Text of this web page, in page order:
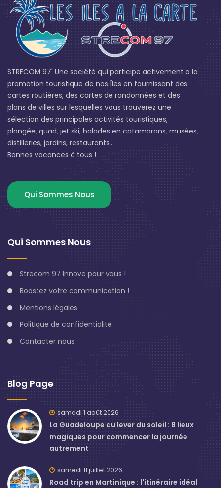
STRECOM 97' Une société qui participe activement a la
promotion touristique de nos Îles en fournissant des
cartes routières, des cartes de randonnées et des
plans de villes sur lesquelles vous trouverez une
sélection des principales activités touristiques,
plongée, quad, jet ski, balades en catamarans, musées,
distilleries, jardins, restaurants...
Bonnes vacances à tous !
Qui Sommes Nous
Qui Sommes Nous
Strecom 97 Innove pour vous !
Boostez votre communication !
Mentions légales
Politique de confidentialité
Contacter nous
Blog Page
samedi 1 août 2026
La Guadeloupe au lever du soleil : 8 lieux
magiques pour commencer la journée
autrement
samedi 11 juillet 2026
Road trip en Martinique : l'itinéraire idéal